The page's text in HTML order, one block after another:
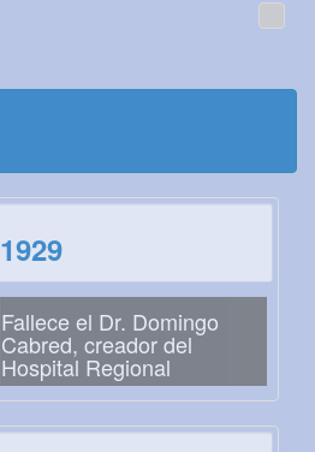
1929
Fallece el Dr. Domingo
Cabred, creador del
Hospital Regional